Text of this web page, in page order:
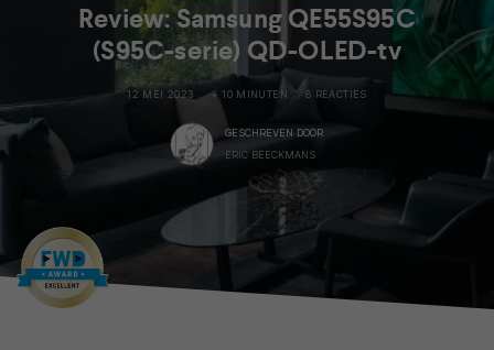
Review: Samsung QE55S95C
(S95C-serie) QD-OLED-tv
12 MEI 2023 + 10 MINUTEN 8 REACTIES
GESCHREVEN DOOR
ERIC BEECKMANS